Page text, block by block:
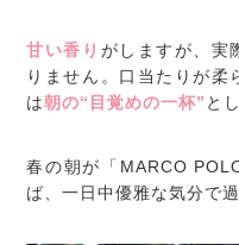
甘い香り がしますが、実
りません。口当たりが柔
は朝の“目覚めの一杯” と
春の朝が「MARCO
ば、一日中優雅な気分で過